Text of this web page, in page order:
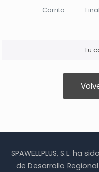
Carrito
Tu
SPAWELLPLUS, S.L. ha
de Desarrollo